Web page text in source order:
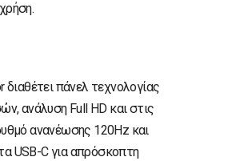
διαθέτει πάνελ τεχνολογίας
ανάλυση Full HD και στις
ανανέωσης 120Hz και
USB-C για απρόσκοπτη